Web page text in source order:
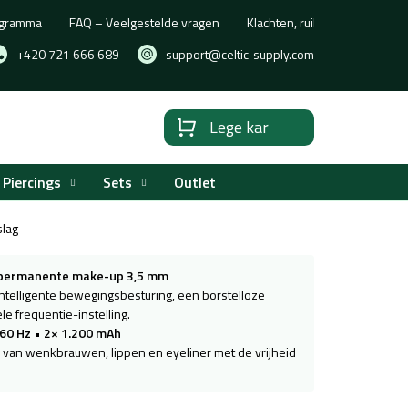
+420 721 666 689 support@celtic-supply.com
FAQ – Veelgestelde vragen Klachten, ruilen of
Winkelwagen
Lege kar
Piercings Sets Outlet
make-up 3,5 mm
bewegingsbesturing, een borstelloze
frequentie-instelling.
Hz • 2× 1.200 mAh
wenkbrauwen, lippen en eyeliner met de vrijheid